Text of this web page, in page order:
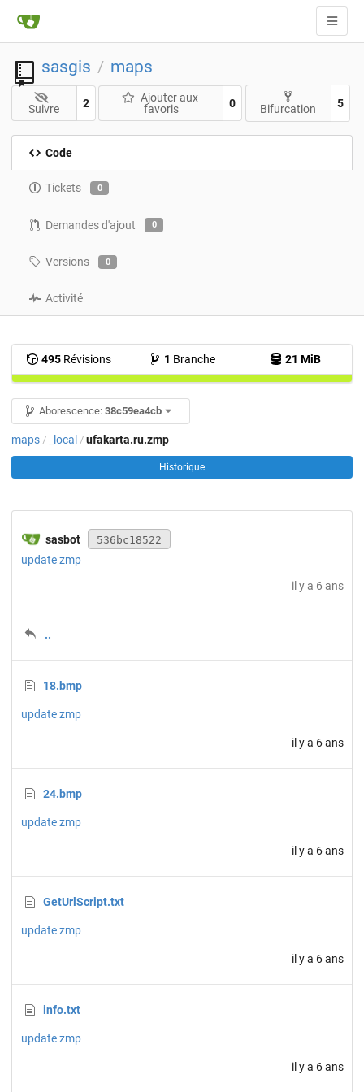
sasgis / maps
Suivre 2
Ajouter aux
favoris
0 Bifurcation 5
Code
Tickets 0
Demandes d'ajout 0
Versions 0
Activité
495 Révisions 1 Branche 21 MiB
Aborescence: 38c59ea4cb
maps / _local / ufakarta.ru.zmp
Historique
sasbot 536bc18522
update zmp
il y a 6 ans
..
18.bmp
update zmp
il y a 6 ans
24.bmp
update zmp
il y a 6 ans
GetUrlScript.txt
update zmp
il y a 6 ans
info.txt
update zmp
il y a 6 ans